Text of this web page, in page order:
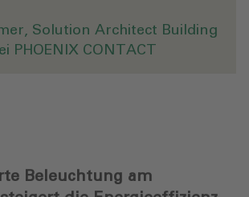
Solution Architect Building
PHOENIX CONTACT
Beleuchtung am